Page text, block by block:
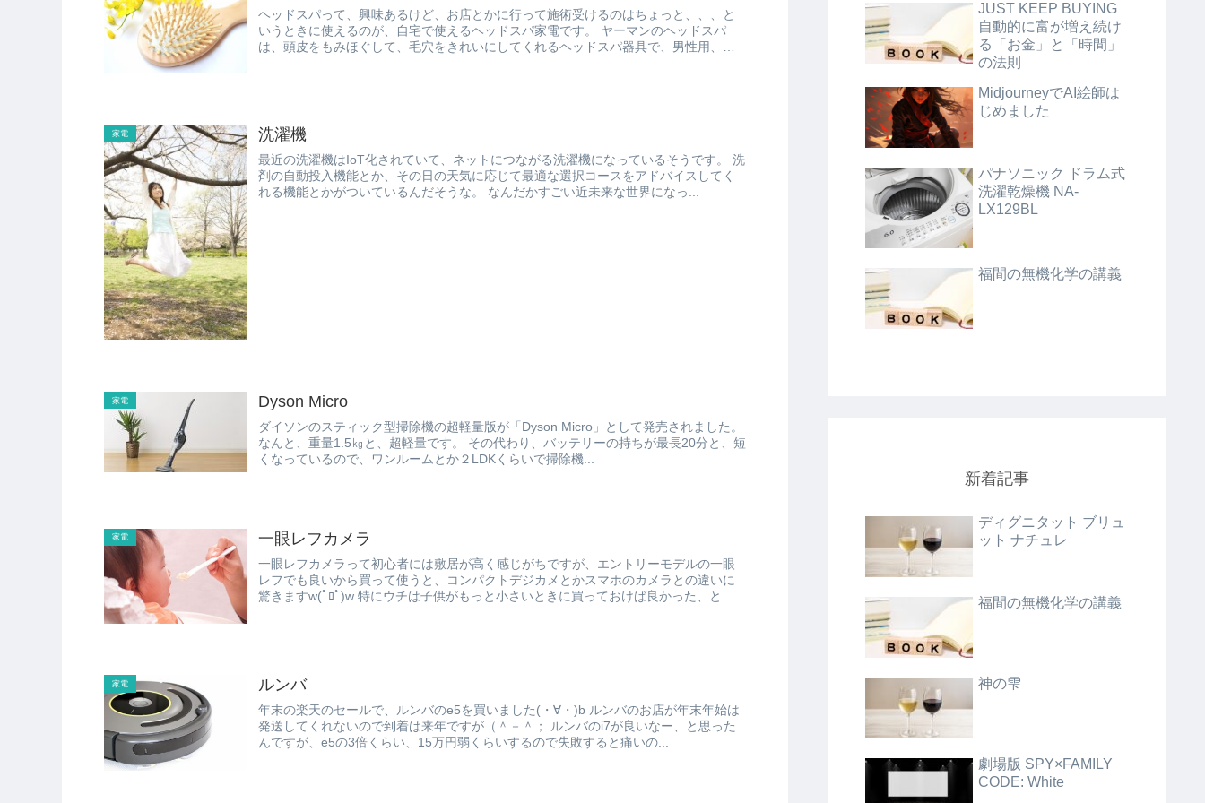
ヘッドスパって、興味あるけど、お店とかに行って施術受けるのはちょっと、、、と
いうときに使えるのが、自宅で使えるヘッドスパ家電です。 ヤーマンのヘッドスパ
は、頭皮をもみほぐして、毛穴をきれいにしてくれるヘッドスパ器具で、男性用、女
家電 洗濯機
最近の洗濯機はIoT化されていて、ネットにつながる洗濯機になっているそうです。 洗
剤の自動投入機能とか、その日の天気に応じて最適な選択コースをアドバイスしてく
れる機能とかがついているんだそうな。 なんだかすごい近未来な世界になっ...
家電 Dyson Micro
ダイソンのスティック型掃除機の超軽量版が「Dyson Micro」として発売されました。
なんと、重量1.5㎏と、超軽量です。 その代わり、バッテリーの持ちが最長20分と、短
くなっているので、ワンルームとか２LDKくらいで掃除機...
家電 一眼レフカメラ
一眼レフカメラって初心者には敷居が高く感じがちですが、エントリーモデルの一眼
レフでも良いから買って使うと、コンパクトデジカメとかスマホのカメラとの違いに
驚きますw(ﾟﾛﾟ)w 特にウチは子供がもっと小さいときに買っておけば良かった、と...
家電 ルンバ
年末の楽天のセールで、ルンバのe5を買いました(・∀・)b ルンバのお店が年末年始は
発送してくれないので到着は来年ですが（＾－＾； ルンバのi7が良いなー、と思った
んですが、e5の3倍くらい、15万円弱くらいするので失敗すると痛いの...
JUST KEEP BUYING
自動的に富が増え続け
る「お金」と「時間」
の法則
MidjourneyでAI絵師は
じめました
パナソニック ドラム式
洗濯乾燥機 NA-
LX129BL
福間の無機化学の講義
新着記事
ディグニタット ブリュ
ット ナチュレ
福間の無機化学の講義
神の雫
劇場版 SPY×FAMILY
CODE: White